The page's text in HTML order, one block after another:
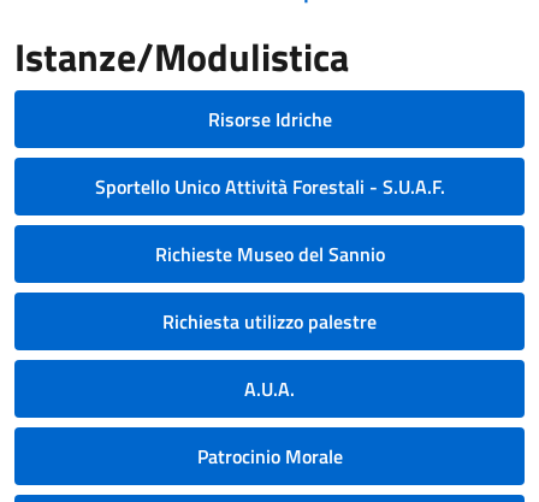
Istanze/Modulistica
Risorse Idriche
Sportello Unico Attività Forestali - S.U.A.F.
Richieste Museo del Sannio
Richiesta utilizzo palestre
A.U.A.
Patrocinio Morale